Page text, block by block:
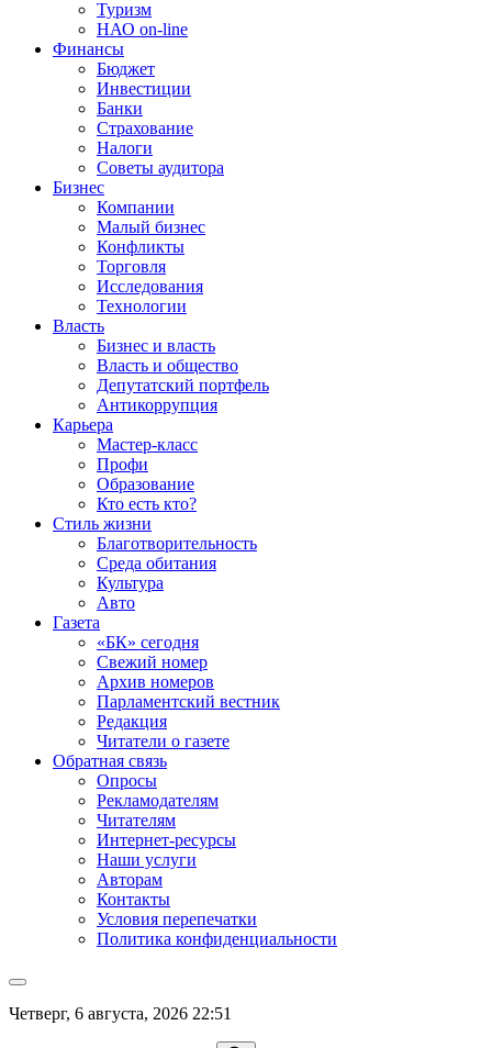
Туризм
НАО on-line
Финансы
Бюджет
Инвестиции
Банки
Страхование
Налоги
Советы аудитора
Бизнес
Компании
Малый бизнес
Конфликты
Торговля
Исследования
Технологии
Власть
Бизнес и власть
Власть и общество
Депутатский портфель
Антикоррупция
Карьера
Мастер-класс
Профи
Образование
Кто есть кто?
Стиль жизни
Благотворительность
Среда обитания
Культура
Авто
Газета
«БК» сегодня
Свежий номер
Архив номеров
Парламентский вестник
Редакция
Читатели о газете
Обратная связь
Опросы
Рекламодателям
Читателям
Интернет-ресурсы
Наши услуги
Авторам
Контакты
Условия перепечатки
Политика конфиденциальности
Четверг, 6 августа, 2026 22:51